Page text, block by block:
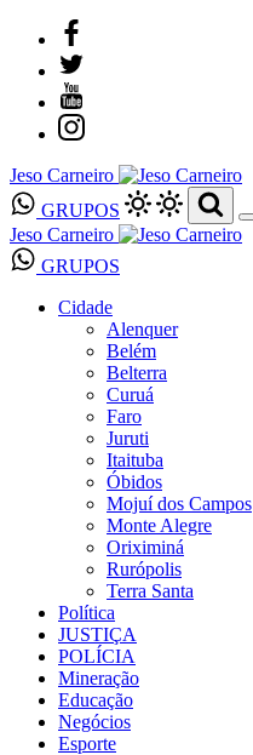
Jeso Carneiro
GRUPOS
Jeso Carneiro
GRUPOS
Cidade
Alenquer
Belém
Belterra
Curuá
Faro
Juruti
Itaituba
Óbidos
Mojuí dos Campos
Monte Alegre
Oriximiná
Rurópolis
Terra Santa
Política
JUSTIÇA
POLÍCIA
Mineração
Educação
Negócios
Esporte